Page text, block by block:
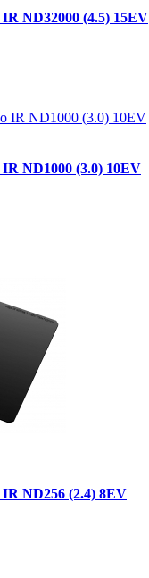
ND32000 (4.5) 15EV
ND1000 (3.0) 10EV
ND256 (2.4) 8EV